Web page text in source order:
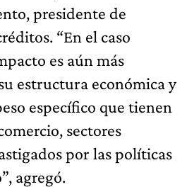
presidente de
“En el caso
es aún más
estructura económica y
específico que tienen
sectores
por las políticas
agregó.